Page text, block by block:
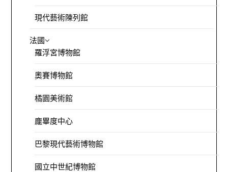
現代藝術陳列館
法國
羅浮宮博物館
奧賽博物館
橘園美術館
龐畢度中心
巴黎現代藝術博物館
國立中世紀博物館